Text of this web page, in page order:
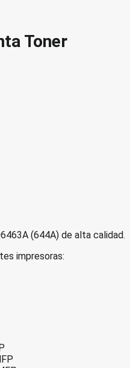
Toner
(644A) de alta calidad.
impresoras: